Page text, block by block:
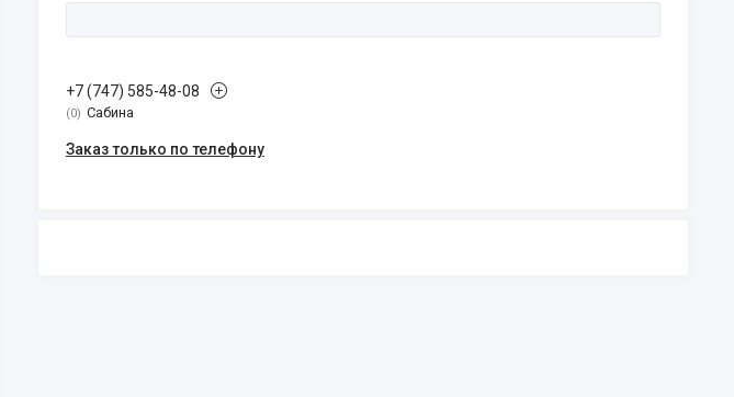
+7 (747) 585-48-08
0 Сабина
Заказ только по телефону